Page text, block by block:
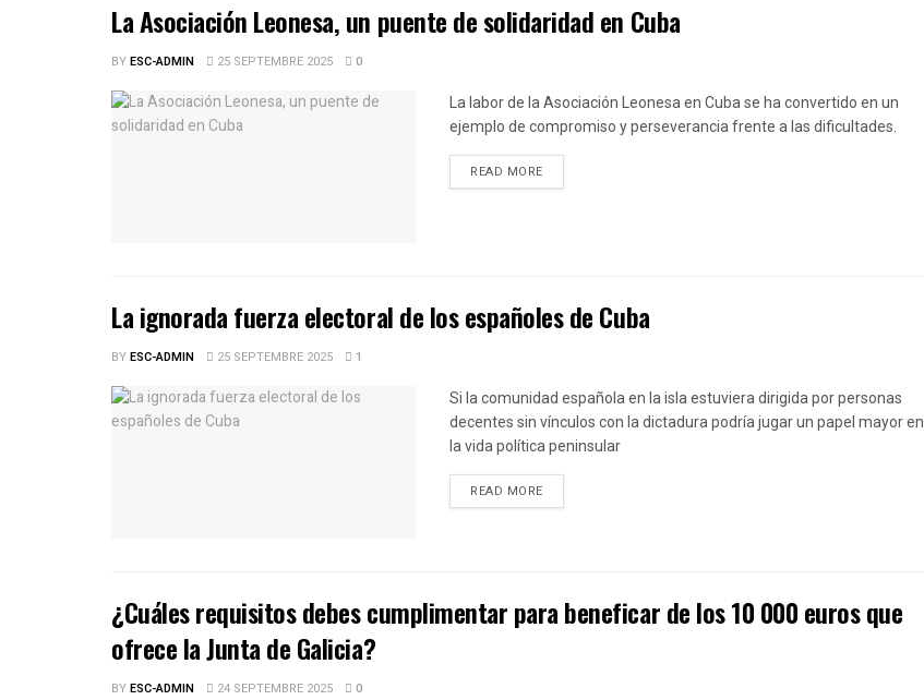
La Asociación Leonesa, un puente de solidaridad en Cuba
BYESC-ADMIN 25 SEPTEMBRE 2025 0
La labor de la Asociación Leonesa en Cuba se ha convertido en un
ejemplo de compromiso y perseverancia frente a las dificultades.
READ MOREDETAILS
La ignorada fuerza electoral de los españoles de Cuba
BYESC-ADMIN 25 SEPTEMBRE 2025 1
Si la comunidad española en la isla estuviera dirigida por personas
decentes sin vínculos con la dictadura podría jugar un papel mayor en
la vida política peninsular
READ MOREDETAILS
¿Cuáles requisitos debes cumplimentar para beneficar de los 10 000 euros que
ofrece la Junta de Galicia?
BYESC-ADMIN 24 SEPTEMBRE 2025 0